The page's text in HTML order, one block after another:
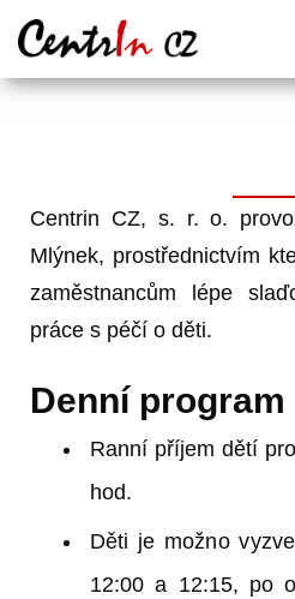
Centrin CZ, s. r. o.
Mlýnek, prostřednictvím
zaměstnancům lépe
práce s péčí o děti.
Denní program
Ranní příjem dětí
hod.
Děti je možno
12:00 a 12:15, po